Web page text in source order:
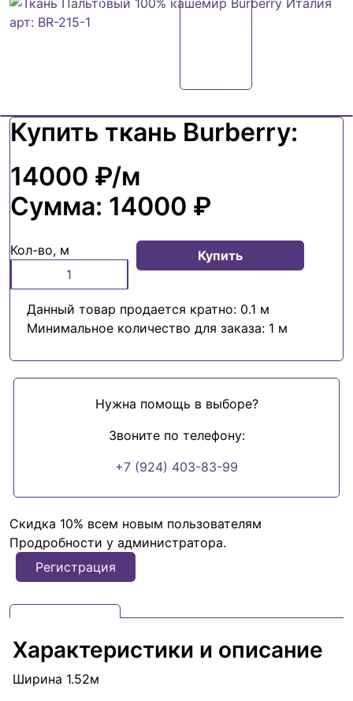
Купить ткань Burberry:
14000 ₽/м
Сумма: 14000 ₽
Кол-во, м Купить
Данный товар продается кратно: 0.1 м
Минимальное количество для заказа: 1 м
Нужна помощь в выборе?
Звоните по телефону:
+7 (924) 403-83-99
Скидка 10% всем новым пользователям
Продробности у администратора.
Регистрация
Характеристики и описание
Ширина 1.52м